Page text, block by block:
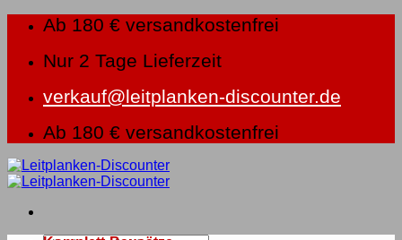
springen
Ab 180 € versandkostenfrei
Nur 2 Tage Lieferzeit
verkauf@leitplanken-discounter.de
Ab 180 € versandkostenfrei